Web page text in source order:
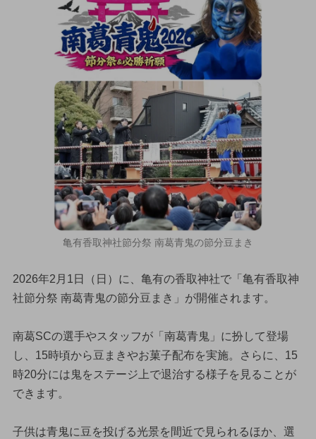
亀有香取神社節分祭 南葛青鬼の節分豆まき
2026年2月1日（日）に、亀有の香取神社で「亀有香取神
社節分祭 南葛青鬼の節分豆まき」が開催されます。
南葛SCの選手やスタッフが「南葛青鬼」に扮して登場
し、15時頃から豆まきやお菓子配布を実施。さらに、15
時20分には鬼をステージ上で退治する様子を見ることが
できます。
子供は青鬼に豆を投げる光景を間近で見られるほか、選